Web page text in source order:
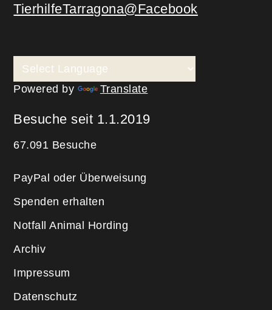
TierhilfeTarragona@Facebook
Powered by Translate
Besuche seit 1.1.2019
67.091 Besuche
PayPal oder Überweisung
Spenden erhalten
Notfall Animal Hording
Archiv
Impressum
Datenschutz